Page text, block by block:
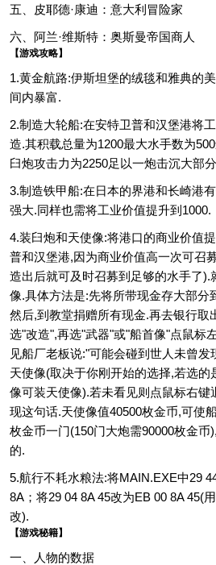
五、皮耶德·康迪：意大利冒险家
六、阿兰·维斯特：奥斯曼帝国商人
【游戏攻略】
1.黄金航路:伊斯坦堡的绒毯和雅典的
间内暴富.
2.制造大轮船:在安特卫普和汉堡港将
造.其积载总量为1200最大水手数为
臼炮攻击力为2250足以一炮击沉大部
3.制造铁甲船:在日本的界港和长崎港
强大.同样也需将工业价值提升到1000.
4.装臼炮和天使像:将港口的商业价值
普和汉堡港,因为商业价值高一次可召
造出后就可及时召募到足够的水手了).
像.具体方法是:先将所带现金存大部分
然后,到教堂捐赠所有现金.再去银行取
选"改造",再选"武器"或"船首像"点鼠标
见船厂老板说:"可能会碰到世人未曾
天使像(取决于你刚开始的选择,若选的
像可装天使像).若未看见则点鼠标右键
现这句话.天使像值40500枚金币,可使
枚金币一门(150门大炮需90000枚金
的.
5.航行不耗水粮法:将MAIN.EXE中29
8A；将29 04 8A 45改为EB 00 8A 45(
改).
【游戏秘籍】
一、人物的数据